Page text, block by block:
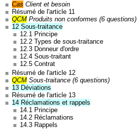
Cas Client et besoin
Résumé de l'article 11
QCM Produits non conformes (6 questions)
12 Sous-traitance
12.1 Principe
12.2 Types de sous-traitance
12.3 Donneur d'ordre
12.4 Sous-traitant
12.5 Contrat
Résumé de l'article 12
QCM Sous-traitance (6 questions)
13 Déviations
Résumé de l'article 13
14 Réclamations et rappels
14.1 Principe
14.2 Réclamations
14.3 Rappels